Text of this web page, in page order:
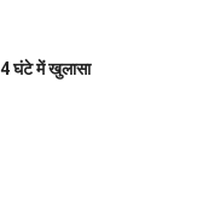
4 घंटे में खुलासा